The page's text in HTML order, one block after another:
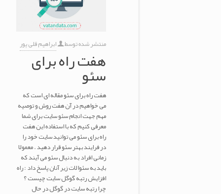
منتشر شده توسط ابراهیم قلی پور
هفت راه برای
سئو
هفت راه برای سئو مقاله ای است که
می خواهیم در آن هفت روش و توصیه
مهم جهت انجام سئو سایت برای شما
معرفی کنیم که با استفاده این هفت
راه برای سئو می توانید سایت خود را
در فرایند بهتر سئو قرار دهید . معمولا
زمانی افراد به دنبال سئو می آیند که
باید به سئوالات زیر آنان پاسخ داد : راه
افزایش رتبه گوگل سایت چیست ؟
چرا رتبه سایت در گوگل در حال